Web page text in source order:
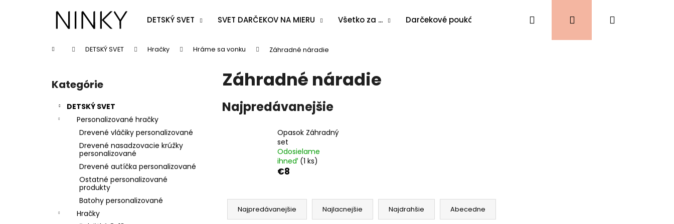
DETSKÝ SVET SVET DARČEKOV NA MIERU Všetko za ... Darčekové poukážky VIANOCE Kontakty
Hľadať PrihlásenieNákupný
Domov DETSKÝ SVET Hračky Hráme sa vonku Záhradné náradie
Preskočiť
kategórie
Kategórie
DETSKÝ SVET
Personalizované hračky
Drevené vláčiky personalizované
Drevené nasadzovacie krúžky
personalizované
Drevené autíčka personalizované
Ostatné personalizované
produkty
Batohy personalizované
Hračky
Záhradné náradie
Najpredávanejšie
Opasok Záhradný
set
Odosielame
ihneď (1 ks)
€8
R
Najpredávanejšie Najlacnejšie Najdrahšie Abecedne
Čo potrebujete nájsť?
Odporúčame